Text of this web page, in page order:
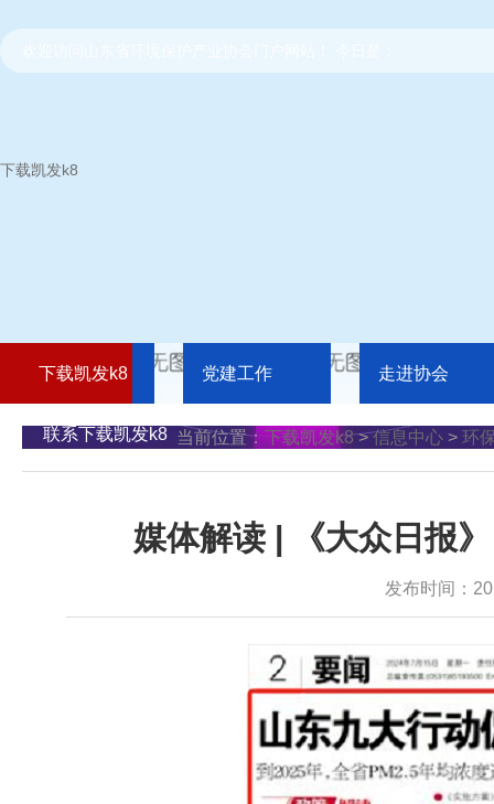
下载凯发k8
下载凯发k8 党建工作 走进协会
联系下载凯发k8 当前位置： 下载凯发k8>信息中心 > 环
媒体解读 | 《大众日报
发布时间：